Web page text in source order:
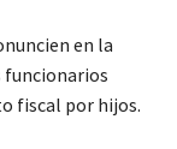
en la
funcionarios
fiscal por hijos.